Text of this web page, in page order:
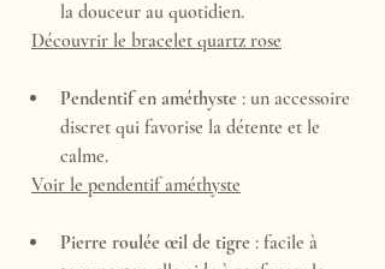
la douceur au quotidien.
Découvrir le bracelet quartz rose
Pendentif en améthyste : un accessoire
discret qui favorise la détente et le
calme.
Voir le pendentif améthyste
Pierre roulée œil de tigre : facile à